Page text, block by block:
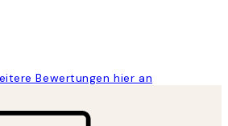
Bewertungen hier an